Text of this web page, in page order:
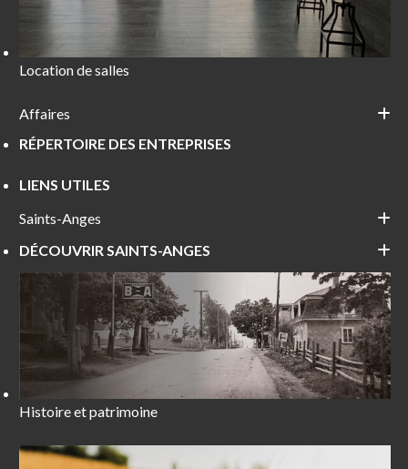
Location de salles
Affaires
RÉPERTOIRE DES ENTREPRISES
LIENS UTILES
Saints-Anges
DÉCOUVRIR SAINTS-ANGES
Histoire et patrimoine